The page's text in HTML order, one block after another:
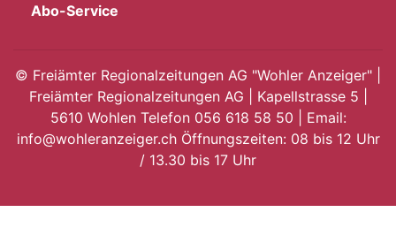
Abo-Service
© Freiämter Regionalzeitungen AG "Wohler Anzeiger" |
Freiämter Regionalzeitungen AG | Kapellstrasse 5 |
5610 Wohlen Telefon 056 618 58 50 | Email:
info@wohleranzeiger.ch Öffnungszeiten: 08 bis 12 Uhr
/ 13.30 bis 17 Uhr